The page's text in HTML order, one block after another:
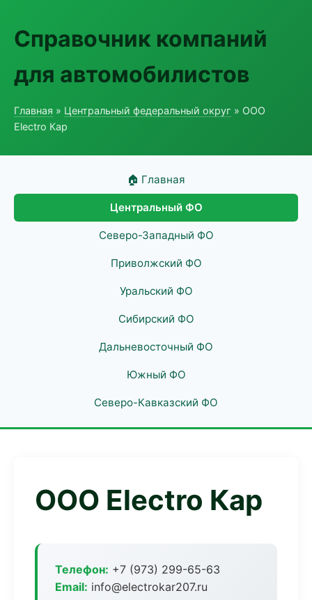
Справочник компаний
для автомобилистов
Главная » Центральный федеральный округ » ООО
Electro Кар
🏠 Главная
Центральный ФО
Северо-Западный ФО
Приволжский ФО
Уральский ФО
Сибирский ФО
Дальневосточный ФО
Южный ФО
Северо-Кавказский ФО
ООО Electro Кар
Телефон: +7 (973) 299-65-63
Email: info@electrokar207.ru